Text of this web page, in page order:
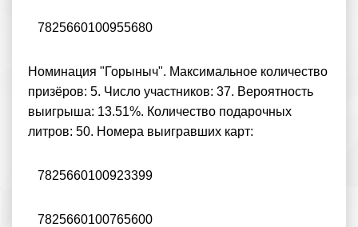
7825660100955680
Номинация "Горыныч". Максимальное количество
призёров: 5. Число участников: 37. Вероятность
выигрыша: 13.51%. Количество подарочных
литров: 50. Номера выигравших карт:
7825660100923399
7825660100765600